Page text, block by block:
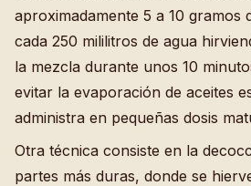
aproximadamente 5 a 10 gramos
cada 250 mililitros de agua
la mezcla durante unos 10
evitar la evaporación de aceites
administra en pequeñas dosis
Otra técnica consiste en la
partes más duras, donde se